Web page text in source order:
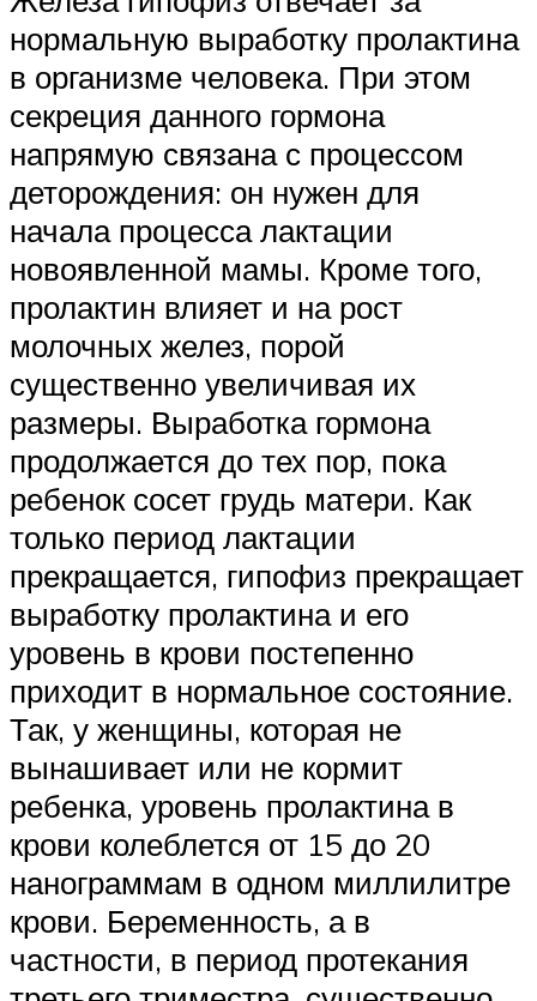
нормальную выработку пролактина
в организме человека. При этом
секреция данного гормона
напрямую связана с процессом
деторождения: он нужен для
начала процесса лактации
новоявленной мамы. Кроме того,
пролактин влияет и на рост
молочных желез, порой
существенно увеличивая их
размеры. Выработка гормона
продолжается до тех пор, пока
ребенок сосет грудь матери. Как
только период лактации
прекращается, гипофиз прекращает
выработку пролактина и его
уровень в крови постепенно
приходит в нормальное состояние.
Так, у женщины, которая не
вынашивает или не кормит
ребенка, уровень пролактина в
крови колеблется от 15 до 20
нанограммам в одном миллилитре
крови. Беременность, а в
частности, в период протекания